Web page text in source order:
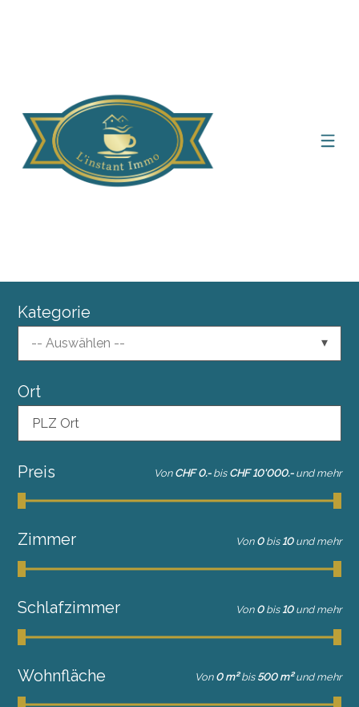
Kategorie
-- Auswählen --
Ort
PLZ Ort
Preis Von CHF 0.- bis CHF 10'000.- und mehr
Zimmer Von 0 bis 10 und mehr
Schlafzimmer Von 0 bis 10 und mehr
Wohnfläche Von 0 m² bis 500 m² und mehr